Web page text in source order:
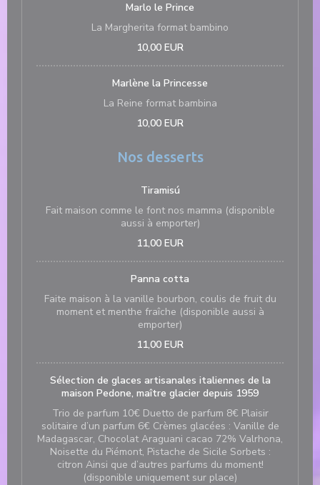
Marlo le Prince
La Margherita format bambino
10,00 EUR
Marlène la Princesse
La Reine format bambina
10,00 EUR
Nos desserts
Tiramisú
Fait maison comme le font nos mamma (disponible
aussi à emporter)
11,00 EUR
Panna cotta
Faite maison à la vanille bourbon, coulis de fruit du
moment et menthe fraîche (disponible aussi à
emporter)
11,00 EUR
Sélection de glaces artisanales italiennes de la
maison Pedone, maître glacier depuis 1959
Trio de parfum 10€ Duetto de parfum 8€ Plaisir
solitaire d’un parfum 6€ Crèmes glacées : Vanille de
Madagascar, Chocolat Araguani cacao 72% Valrhona,
Noisette du Piémont, Pistache de Sicile Sorbets :
citron Ainsi que d’autres parfums du moment!
(disponible uniquement sur place)